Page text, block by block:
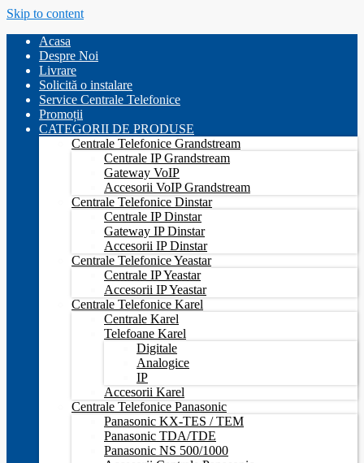
Skip to content
Acasa
Despre Noi
Livrare
Solicită o instalare
Service Centrale Telefonice
Promoții
CATEGORII DE PRODUSE
Centrale Telefonice Grandstream
Centrale IP Grandstream
Gateway VoIP
Accesorii VoIP Grandstream
Centrale Telefonice Dinstar
Centrale IP Dinstar
Gateway IP Dinstar
Accesorii IP Dinstar
Centrale Telefonice Yeastar
Centrale IP Yeastar
Accesorii IP Yeastar
Centrale Telefonice Karel
Centrale Karel
Telefoane Karel
Digitale
Analogice
IP
Accesorii Karel
Centrale Telefonice Panasonic
Panasonic KX-TES / TEM
Panasonic TDA/TDE
Panasonic NS 500/1000